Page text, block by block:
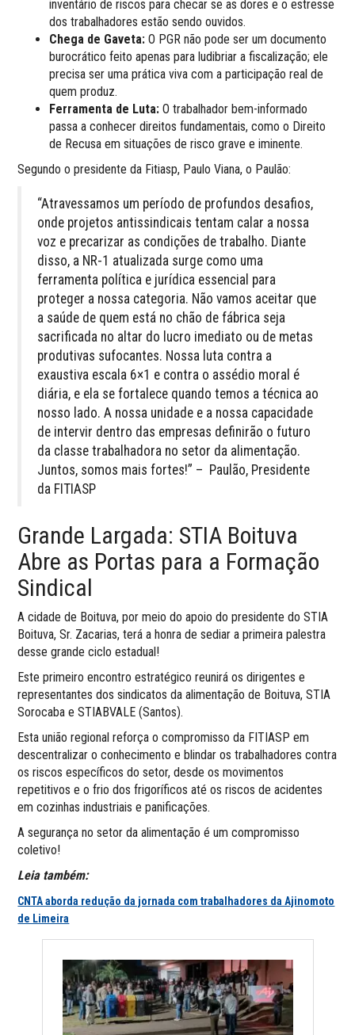
inventário de riscos para checar se as dores e o estresse
dos trabalhadores estão sendo ouvidos.
Chega de Gaveta: O PGR não pode ser um documento
burocrático feito apenas para ludibriar a fiscalização; ele
precisa ser uma prática viva com a participação real de
quem produz.
Ferramenta de Luta: O trabalhador bem-informado
passa a conhecer direitos fundamentais, como o Direito
de Recusa em situações de risco grave e iminente.
Segundo o presidente da Fitiasp, Paulo Viana, o Paulão:
“Atravessamos um período de profundos desafios,
onde projetos antissindicais tentam calar a nossa
voz e precarizar as condições de trabalho. Diante
disso, a NR-1 atualizada surge como uma
ferramenta política e jurídica essencial para
proteger a nossa categoria. Não vamos aceitar que
a saúde de quem está no chão de fábrica seja
sacrificada no altar do lucro imediato ou de metas
produtivas sufocantes. Nossa luta contra a
exaustiva escala 6×1 e contra o assédio moral é
diária, e ela se fortalece quando temos a técnica ao
nosso lado. A nossa unidade e a nossa capacidade
de intervir dentro das empresas definirão o futuro
da classe trabalhadora no setor da alimentação.
Juntos, somos mais fortes!” – Paulão, Presidente
da FITIASP
Grande Largada: STIA Boituva
Abre as Portas para a Formação
Sindical
A cidade de Boituva, por meio do apoio do presidente do STIA
Boituva, Sr. Zacarias, terá a honra de sediar a primeira palestra
desse grande ciclo estadual!
Este primeiro encontro estratégico reunirá os dirigentes e
representantes dos sindicatos da alimentação de Boituva, STIA
Sorocaba e STIABVALE (Santos).
Esta união regional reforça o compromisso da FITIASP em
descentralizar o conhecimento e blindar os trabalhadores contra
os riscos específicos do setor, desde os movimentos
repetitivos e o frio dos frigoríficos até os riscos de acidentes
em cozinhas industriais e panificações.
A segurança no setor da alimentação é um compromisso
coletivo!
Leia também:
CNTA aborda redução da jornada com trabalhadores da Ajinomoto
de Limeira